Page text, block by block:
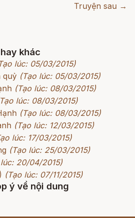
Truyện sau →
khác
lúc: 05/03/2015)
quỷ (Tạo lúc: 05/03/2015)
(Tạo lúc: 08/03/2015)
lúc: 08/03/2015)
(Tạo lúc: 08/03/2015)
(Tạo lúc: 12/03/2015)
lúc: 17/03/2015)
(Tạo lúc: 25/03/2015)
20/04/2015)
(Tạo lúc: 07/11/2015)
ý về nội dung